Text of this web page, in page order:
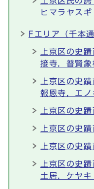
ヒマラヤスギ
Fエリア（千本通
上京区の史
接寺，普賢象
上京区の史
報恩寺，エノ
上京区の史
上京区の史
上京区の史
上京区の史
土居，ケヤ